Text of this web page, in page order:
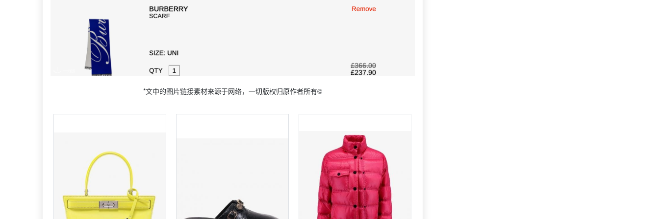
*文中的图片链接素材来源于网络，一切版权归原作者所有©